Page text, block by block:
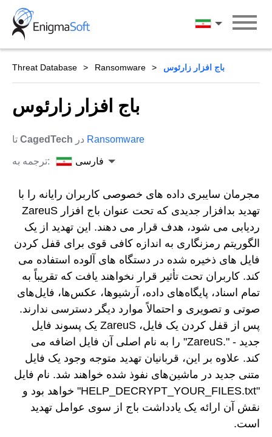
Skip
content
فارسی
Threat Database Ransomware باج افزار زارئوس
باج افزار زارئوس
CagedTech Ransomware
ترجمه به: فارسی
مجرمان سایبری داده های خصوصی کاربران رایانه را با
تهدید بدافزار جدیدی که تحت عنوان باج افزار ZareuS
ردیابی می شود، هدف قرار می دهند. این تهدید از یک
الگوریتم رمزنگاری به اندازه کافی قوی برای قفل کردن
فایل های ذخیره شده در دستگاه های آلوده استفاده می
کند. کاربران تحت تأثیر قرار نخواهند یافت که تقریباً به
تمام اسناد، پایگاه‌های داده، آرشیوها، عکس‌ها، فایل‌های
صوتی و تصویری و احتمالاً موارد دیگر دسترسی ندارند.
پس از قفل کردن یک فایل، ZareuS یک پسوند فایل
جدید - ".ZareuS" را به نام اصلی آن فایل اضافه می
کند. علاوه بر این، قربانیان تهدید متوجه وجود یک فایل
متنی جدید در ماشین‌های نفوذ شده خواهند شد. نام فایل
"HELP_DECRYPT_YOUR_FILES.txt" خواهد بود و
نقش آن ارائه یک یادداشت باج از سوی عوامل تهدید
است.